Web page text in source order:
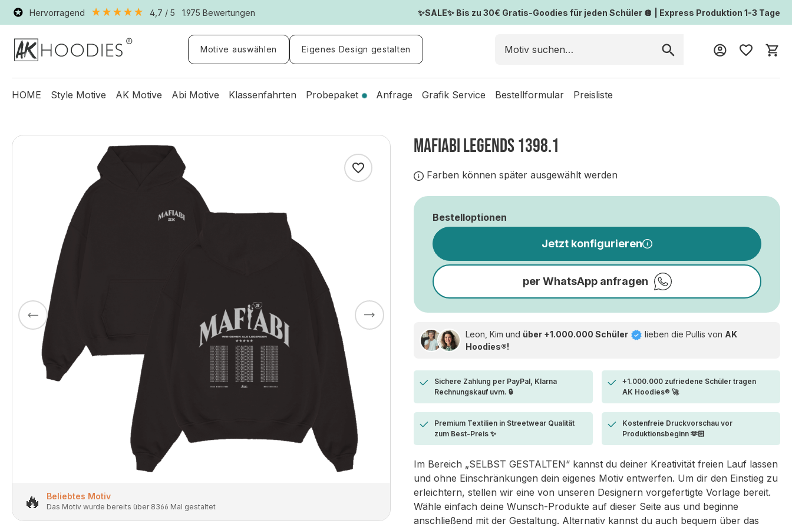
Hervorragend 4,7 / 5 1.975 Bewertungen ✨SALE✨ Bis zu 30€ Gratis-Goodies für jeden Schüler 🪩 | Express Produktion 1-3 Tage
Motive auswählen Eigenes Design gestalten
HOME Style Motive AK Motive Abi Motive Klassenfahrten Probepaket Anfrage Grafik Service Bestellformular Preisliste
🔥 Beliebtes Motiv
Das Motiv wurde bereits über 8366 Mal gestaltet
MAFIABI LEGENDS 1398.1
Farben können später ausgewählt werden
Bestelloptionen
Jetzt konfigurieren
per WhatsApp anfragen
Leon, Kim und über +1.000.000 Schüler lieben die Pullis von AK
Hoodies®!
Sichere Zahlung per PayPal, Klarna
Rechnungskauf uvm. 🔒
+1.000.000 zufriedene Schüler tragen
AK Hoodies® 🚀
Premium Textilien in Streetwear Qualität
zum Best-Preis ✨
Kostenfreie Druckvorschau vor
Produktionsbeginn 🫶🏻
Im Bereich „SELBST GESTALTEN“ kannst du deiner Kreativität freien Lauf lassen
und ohne Einschränkungen dein eigenes Motiv entwerfen. Um dir den Einstieg zu
erleichtern, stellen wir eine von unseren Designern vorgefertigte Vorlage bereit.
Wähle einfach deine Wunsch-Produkte auf dieser Seite aus und beginne
anschließend mit der Gestaltung. Alternativ kannst du auch bequem über das